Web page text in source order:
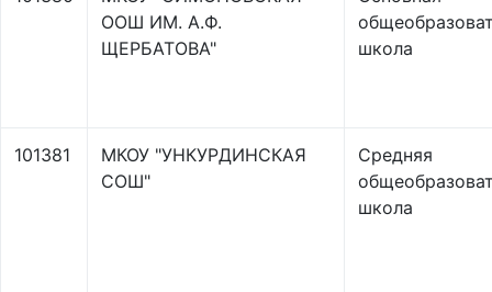
ООШ ИМ. А.Ф.
ЩЕРБАТОВА"
школа
101381
МКОУ "УНКУРДИНСКАЯ
СОШ"
Средняя
школа